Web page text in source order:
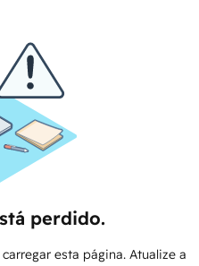
perdido.
esta página. Atualize a